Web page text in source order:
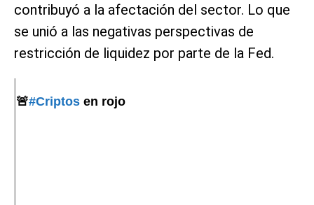
contribuyó a la afectación del sector. Lo que
se unió a las negativas perspectivas de
restricción de liquidez por parte de la Fed.
🚨#Criptos en rojo